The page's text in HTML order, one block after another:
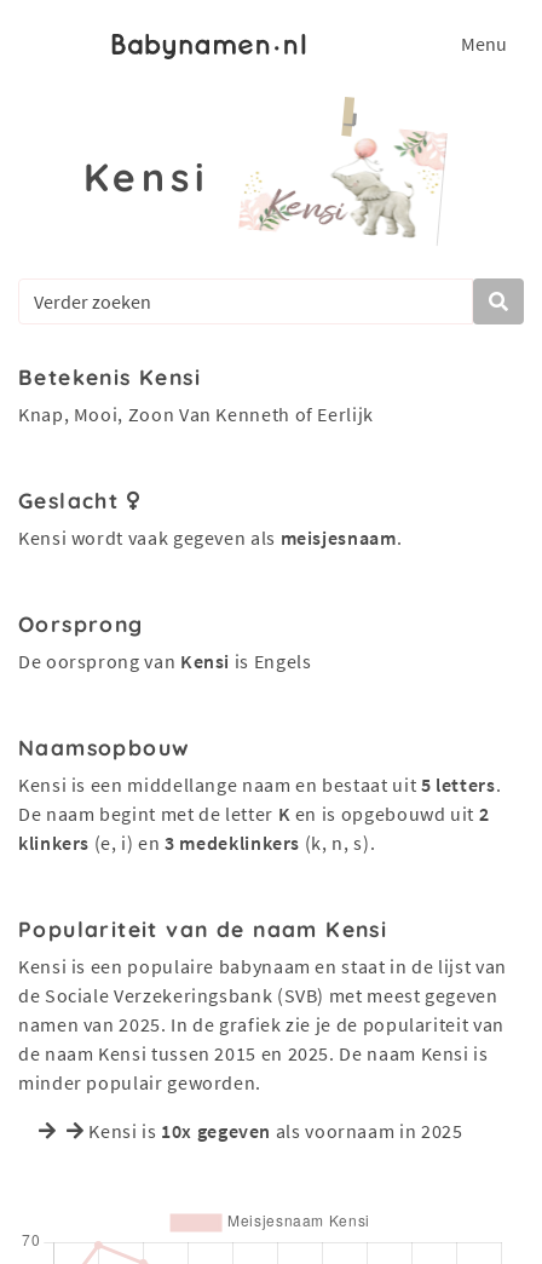
Menu
Kensi
Betekenis Kensi
Knap, Mooi, Zoon Van Kenneth of Eerlijk
Geslacht
Kensi wordt vaak gegeven als meisjesnaam.
Oorsprong
De oorsprong van Kensi is Engels
Naamsopbouw
Kensi is een middellange naam en bestaat uit 5 letters.
De naam begint met de letter K en is opgebouwd uit 2
klinkers (e, i) en3 medeklinkers (k, n, s).
Populariteit van de naam Kensi
Kensi is een populaire babynaam en staat in de lijst van
de Sociale Verzekeringsbank (SVB) met meest gegeven
namen van 2025. In de grafiek zie je de populariteit van
de naam Kensi tussen 2015 en 2025. De naam Kensi is
minder populair geworden.
Kensi is 10x gegeven als voornaam in 2025